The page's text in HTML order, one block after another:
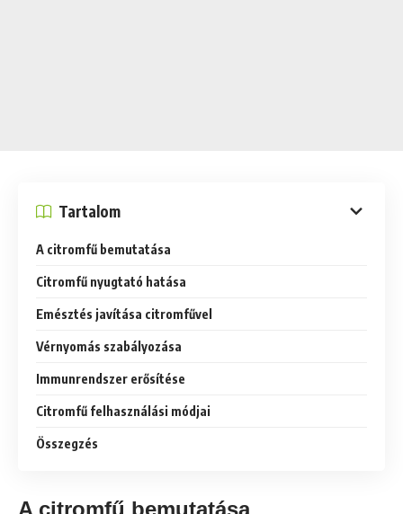
Tartalom
A citromfű bemutatása
Citromfű nyugtató hatása
Emésztés javítása citromfűvel
Vérnyomás szabályozása
Immunrendszer erősítése
Citromfű felhasználási módjai
Összegzés